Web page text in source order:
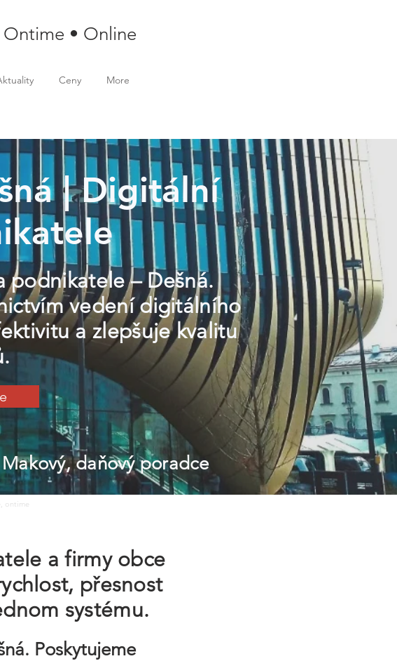
• Online
Ceny More
| Digitální
– Dešná.
vedení digitálního
a zlepšuje kvalitu
daňový poradce
ontime
a firmy obce
přesnost
systému.
Poskytujeme